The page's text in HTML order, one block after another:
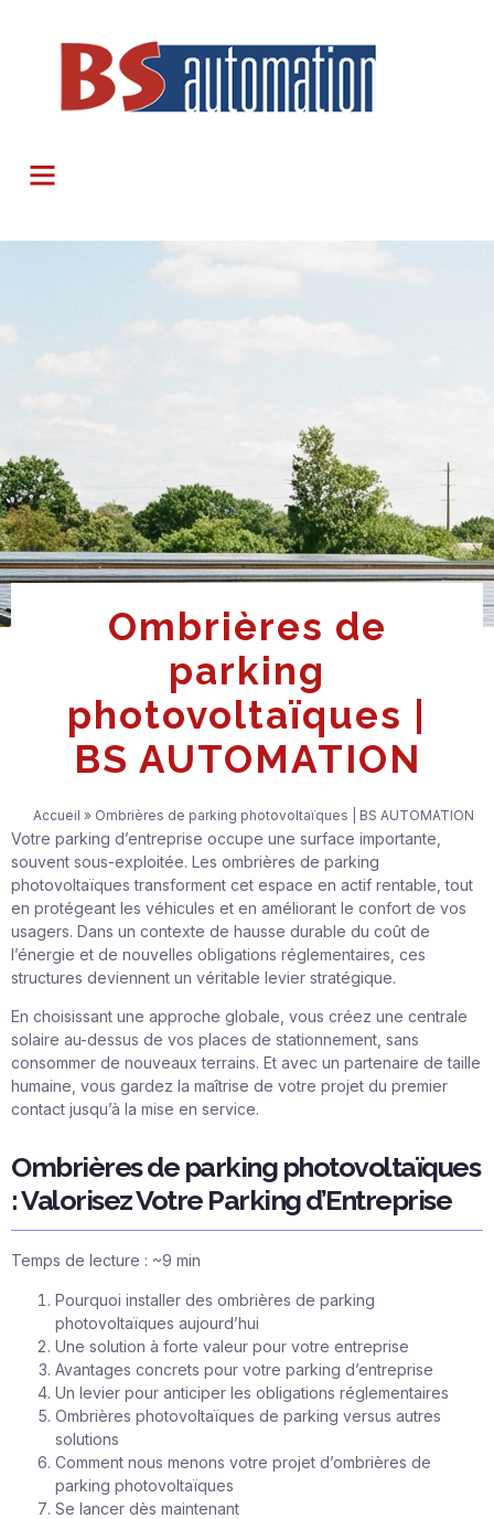
Ombrières de
parking
photovoltaïques |
BS AUTOMATION
Accueil » Ombrières de parking photovoltaïques | BS AUTOMATION
Votre parking d’entreprise occupe une surface importante,
souvent sous-exploitée. Les ombrières de parking
photovoltaïques transforment cet espace en actif rentable, tout
en protégeant les véhicules et en améliorant le confort de vos
usagers. Dans un contexte de hausse durable du coût de
l’énergie et de nouvelles obligations réglementaires, ces
structures deviennent un véritable levier stratégique.
En choisissant une approche globale, vous créez une centrale
solaire au-dessus de vos places de stationnement, sans
consommer de nouveaux terrains. Et avec un partenaire de taille
humaine, vous gardez la maîtrise de votre projet du premier
contact jusqu’à la mise en service.
Ombrières de parking photovoltaïques
: Valorisez Votre Parking d’Entreprise
Temps de lecture : ~9 min
Pourquoi installer des ombrières de parking
photovoltaïques aujourd’hui
Une solution à forte valeur pour votre entreprise
Avantages concrets pour votre parking d’entreprise
Un levier pour anticiper les obligations réglementaires
Ombrières photovoltaïques de parking versus autres
solutions
Comment nous menons votre projet d’ombrières de
parking photovoltaïques
Se lancer dès maintenant